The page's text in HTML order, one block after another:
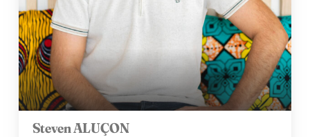
Steven ALUÇON